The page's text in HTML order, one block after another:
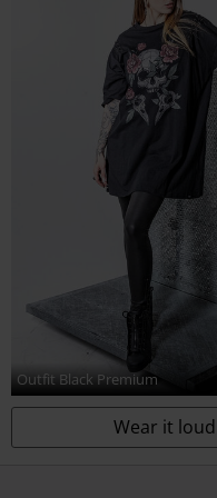
Outfit Black Premium
Wear it loud